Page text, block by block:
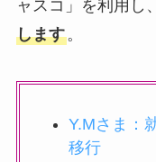
ャスコ」を利用し、
します。
Y.Mさま：
移行